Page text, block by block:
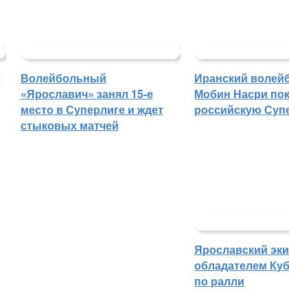
Волейбольный
«Ярославич» занял 15-е
место в Суперлиге и ждет
стыковых матчей
Иранский
Мобин Насри
российскую
Ярославский
обладателем
по ралли